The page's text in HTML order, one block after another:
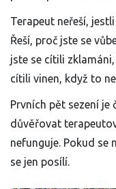
Terapeut neřeší,
Řeší, proč jste se
jste se cítili
cítili vinen, když to
Prvních pět sezení je
důvěřovat
nefunguje. Pokud se
se jen posílí.